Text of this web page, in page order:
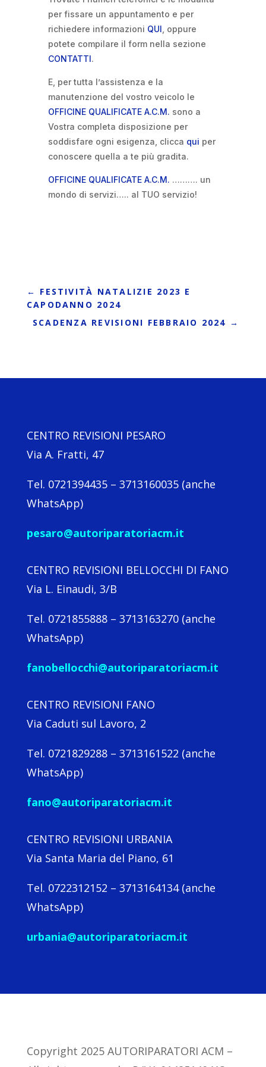
per fissare un appuntamento e per
richiedere informazioni QUI , oppure
potete compilare il form nella sezione
CONTATTI.
E, per tutta l’assistenza e la
manutenzione del vostro veicolo le
OFFICINE QUALIFICATE A.C.M. sono a
Vostra completa disposizione per
soddisfare ogni esigenza, clicca qui per
conoscere quella a te più gradita.
OFFICINE QUALIFICATE A.C.M. ………. un
mondo di servizi….. al TUO servizio!
← FESTIVITÀ NATALIZIE 2023 E
CAPODANNO 2024
SCADENZA REVISIONI FEBBRAIO 2024 →
CENTRO REVISIONI PESARO
Via A. Fratti, 47
Tel. 0721394435 – 3713160035 (anche
WhatsApp)
pesaro@autoriparatoriacm.it
CENTRO REVISIONI BELLOCCHI DI FANO
Via L. Einaudi, 3/B
Tel. 0721855888 – 3713163270 (anche
WhatsApp)
fanobellocchi@autoriparatoriacm.it
CENTRO REVISIONI FANO
Via Caduti sul Lavoro, 2
Tel. 0721829288 – 3713161522 (anche
WhatsApp)
fano@autoriparatoriacm.it
CENTRO REVISIONI URBANIA
Via Santa Maria del Piano, 61
Tel. 0722312152 – 3713164134 (anche
WhatsApp)
urbania@autoriparatoriacm.it
Copyright 2025 AUTORIPARATORI ACM –